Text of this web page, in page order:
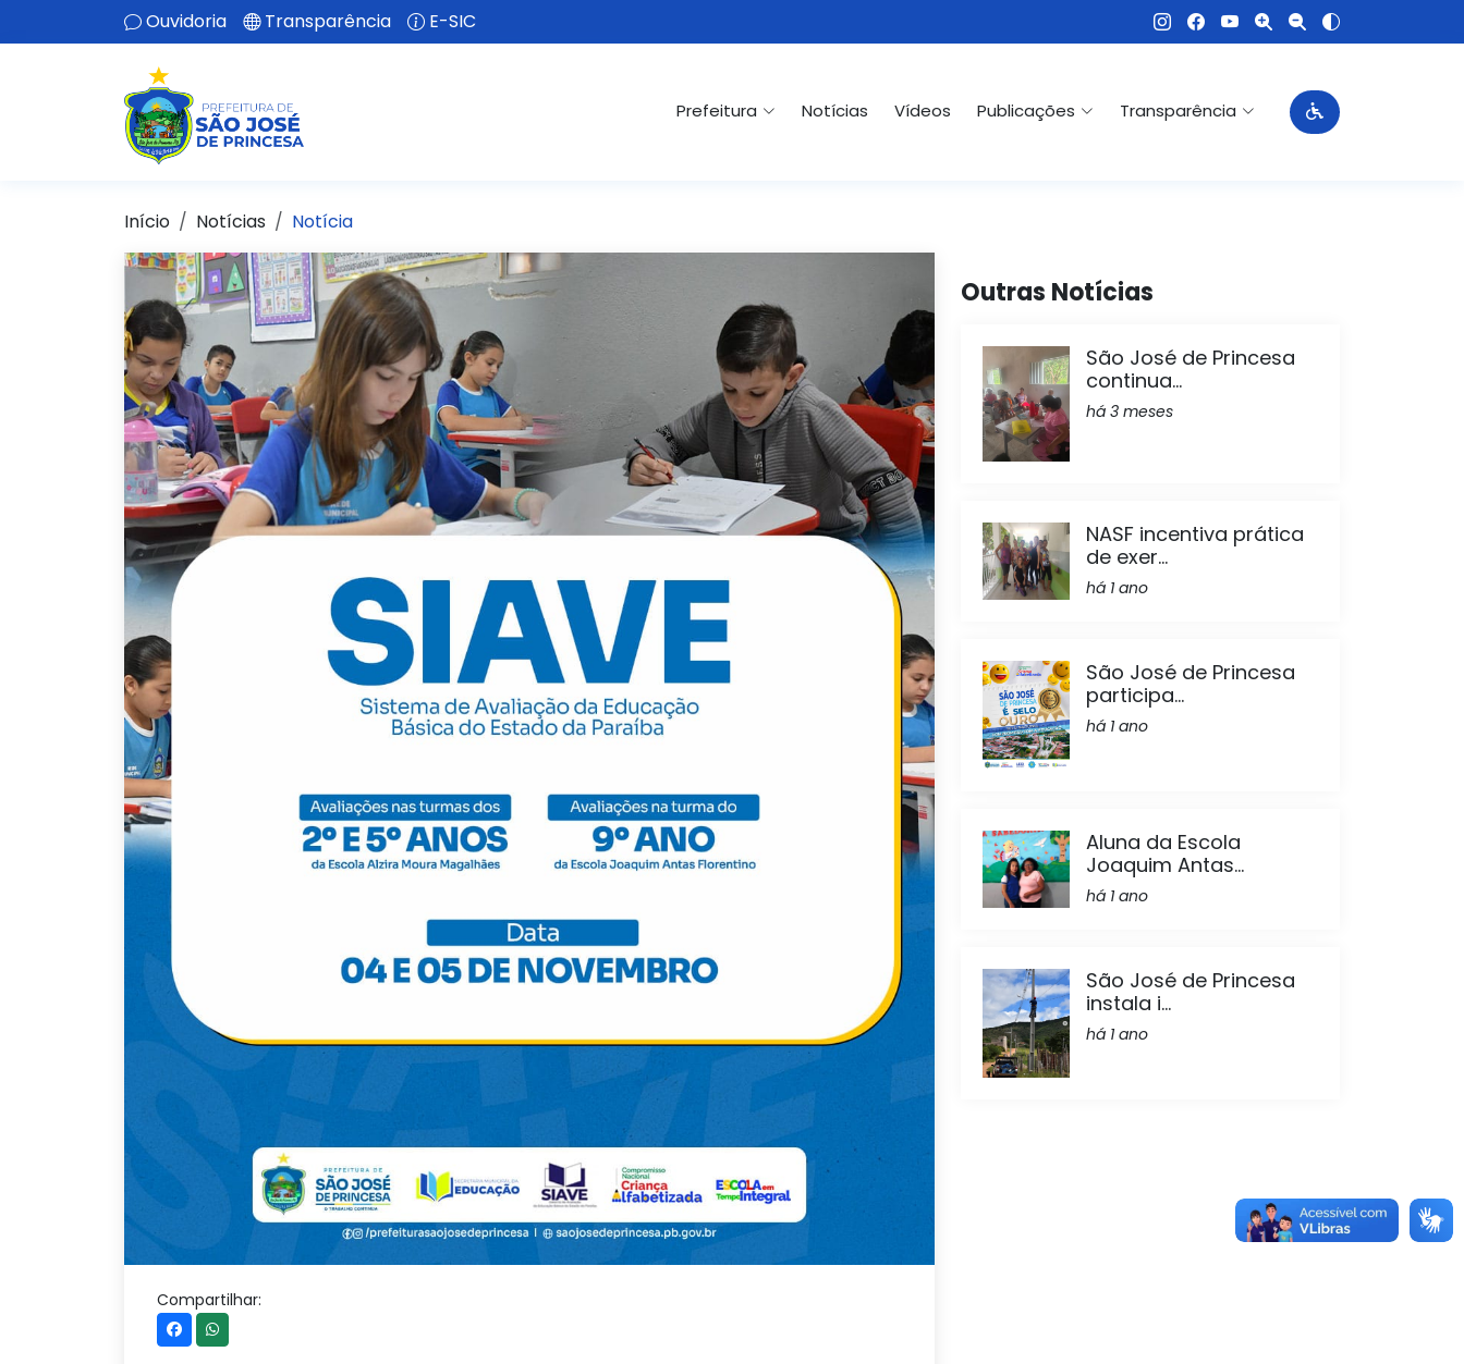
Ouvidoria Transparência E-SIC
Prefeitura Notícias Vídeos Publicações Transparência
Início Notícias Notícia
Compartilhar:
Outras Notícias
São José de Princesa
continua...
há 3 meses
NASF incentiva prática
de exer...
há 1 ano
São José de Princesa
participa...
há 1 ano
Aluna da Escola
Joaquim Antas...
há 1 ano
São José de Princesa
instala i...
há 1 ano